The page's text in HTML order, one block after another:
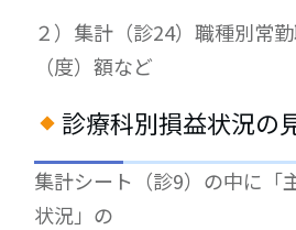
２）集計（診24）職種別常
（度）額など
診療科別損益状況の
集計シート（診9）の中に「
状況」の